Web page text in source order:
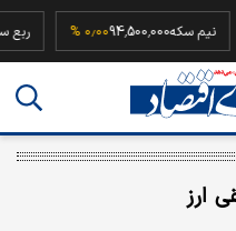
نیم سکه94,500,000 ۰٫۰۰ %
ارز